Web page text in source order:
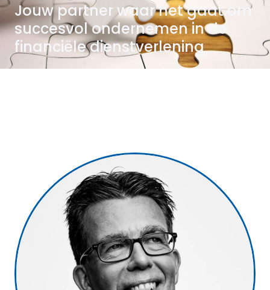
Jouw partner waar het gaat om
succesvol ondernemen in de
financiële dienstverlening